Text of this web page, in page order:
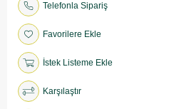
Telefonla Sipariş
Favorilere Ekle
İstek Listeme Ekle
Karşılaştır